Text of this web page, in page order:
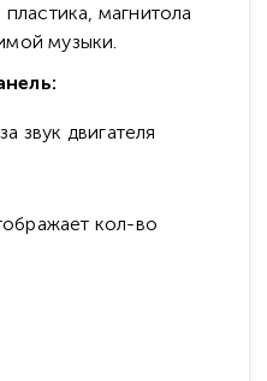
магнитола
музыки.
звук двигателя
кол-во